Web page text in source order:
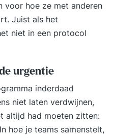
aan ons vragen om
Persoonlijke
intakegesprek krijg
inhoudelijk
met informatie over
zijn. Bij jou op
prettigst vindt. Van
voor hoe ze met anderen
Juist als het
niet in een protocol
urgentie
inderdaad
niet laten verdwijnen,
altijd had moeten zitten:
hoe je teams samenstelt,